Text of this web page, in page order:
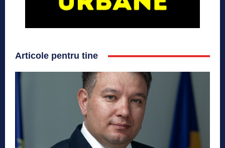
Articole pentru tine